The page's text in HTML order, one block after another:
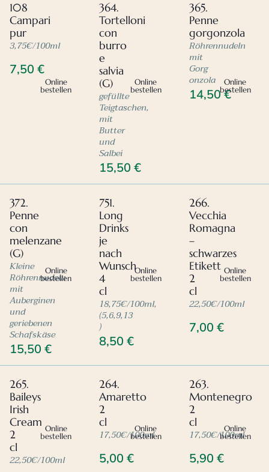
108
Campari
pur
7,50 €
3,75€/100ml
Online
bestellen
364.
Tortelloni
con
burro
e
salvia
(G)
15,50€
gefüllte
Teigtaschen,
mit
Butter
und
Salbei
Online
bestellen
365.
Penne
gorgonzola
14,50€
Röhrennudeln
mit
Gorg
onzola Online
bestellen
372.
Penne
con
melenzane
(G)
15,50 €
Kleine
Röhrennudeln
mit
Auberginen
und
geriebenen
Schafskäse
Online
bestellen
751.
Long
Drinks
je
nach
Wunsch
4
cl
8,50€
18,75€/100ml,
(5,6,9,13
)
Online
bestellen
266.
Vecchia
Romagna
–
schwarzes
Etikett
2
cl
7,00 €
22,50€/100ml
Online
bestellen
265.
Baileys
Irish
Cream
2
cl
22,50€/100ml
Online
bestellen
264.
Amaretto
2
cl
5,00€
17,50€/100ml
Online
bestellen
263.
Montenegro
2
cl
5,90 €
17,50€/100ml
Online
bestellen